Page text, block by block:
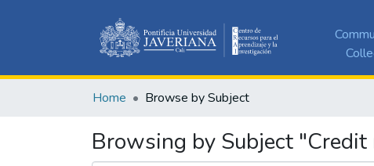
Home Browse by Subject
Browsing by Subject